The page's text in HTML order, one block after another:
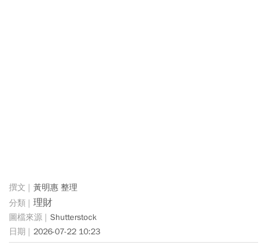
黃明惠 整理
理財
Shutterstock
2026-07-22 10:23